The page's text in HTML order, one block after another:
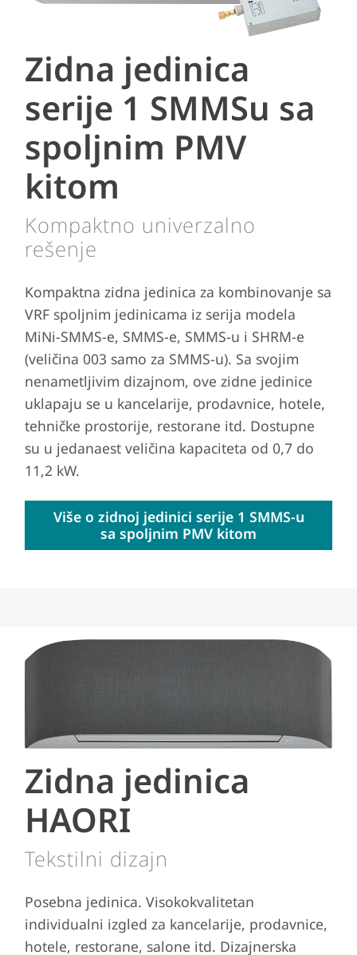
Zidna jedinica
serije 1 SMMSu sa
spoljnim PMV
kitom
Kompaktno univerzalno
rešenje
Kompaktna zidna jedinica za kombinovanje sa
VRF spoljnim jedinicama iz serija modela
MiNi-SMMS-e, SMMS-e, SMMS-u i SHRM-e
(veličina 003 samo za SMMS-u). Sa svojim
nenametljivim dizajnom, ove zidne jedinice
uklapaju se u kancelarije, prodavnice, hotele,
tehničke prostorije, restorane itd. Dostupne
su u jedanaest veličina kapaciteta od 0,7 do
11,2 kW.
Više o zidnoj jedinici serije 1 SMMS-u
sa spoljnim PMV kitom
Zidna jedinica
HAORI
Tekstilni dizajn
Posebna jedinica. Visokokvalitetan
individualni izgled za kancelarije, prodavnice,
hotele, restorane, salone itd. Dizajnerska